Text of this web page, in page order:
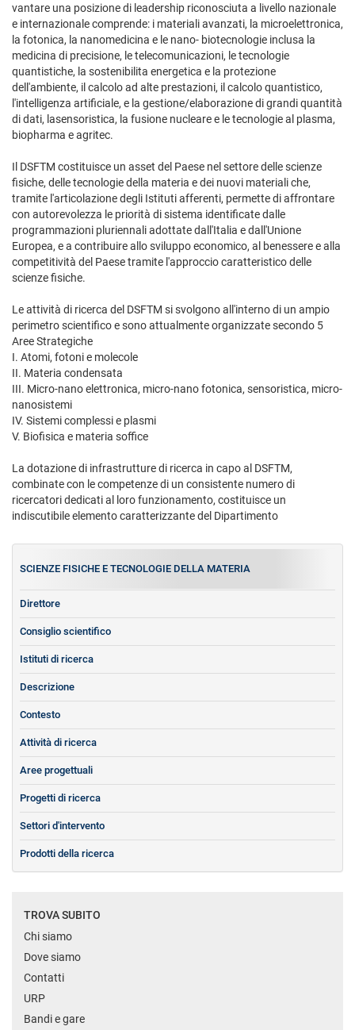
vantare una posizione di leadership riconosciuta a livello nazionale
e internazionale comprende: i materiali avanzati, la microelettronica,
la fotonica, la nanomedicina e le nano- biotecnologie inclusa la
medicina di precisione, le telecomunicazioni, le tecnologie
quantistiche, la sostenibilita energetica e la protezione
dell'ambiente, il calcolo ad alte prestazioni, il calcolo quantistico,
l'intelligenza artificiale, e la gestione/elaborazione di grandi quantità
di dati, lasensoristica, la fusione nucleare e le tecnologie al plasma,
biopharma e agritec.
Il DSFTM costituisce un asset del Paese nel settore delle scienze
fisiche, delle tecnologie della materia e dei nuovi materiali che,
tramite l'articolazione degli Istituti afferenti, permette di affrontare
con autorevolezza le priorità di sistema identificate dalle
programmazioni pluriennali adottate dall'Italia e dall'Unione
Europea, e a contribuire allo sviluppo economico, al benessere e alla
competitività del Paese tramite l'approccio caratteristico delle
scienze fisiche.
Le attività di ricerca del DSFTM si svolgono all'interno di un ampio
perimetro scientifico e sono attualmente organizzate secondo 5
Aree Strategiche
I. Atomi, fotoni e molecole
II. Materia condensata
III. Micro-nano elettronica, micro-nano fotonica, sensoristica, micro-
nanosistemi
IV. Sistemi complessi e plasmi
V. Biofisica e materia soffice
La dotazione di infrastrutture di ricerca in capo al DSFTM,
combinate con le competenze di un consistente numero di
ricercatori dedicati al loro funzionamento, costituisce un
indiscutibile elemento caratterizzante del Dipartimento
SCIENZE FISICHE E TECNOLOGIE DELLA MATERIA
Direttore
Consiglio scientifico
Istituti di ricerca
Descrizione
Contesto
Attività di ricerca
Aree progettuali
Progetti di ricerca
Settori d'intervento
Prodotti della ricerca
TROVA SUBITO
Chi siamo
Dove siamo
Contatti
URP
Bandi e gare